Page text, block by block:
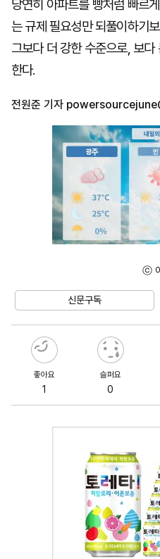
당연히 아파트를 빵처럼 빠르
는 규제 필요성만 되풀이하기
그보다 더 강한 수준으로, 보
한다.
전원준 기자
ⓒ
신문구독
좋아요
1
슬퍼요
0